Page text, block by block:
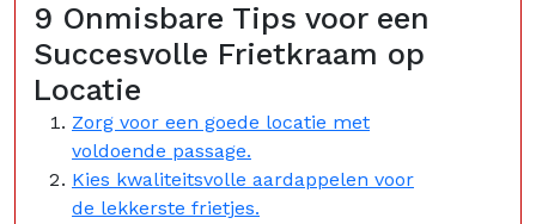
9 Onmisbare Tips voor een
Succesvolle Frietkraam op
Locatie
Zorg voor een goede locatie met
voldoende passage.
Kies kwaliteitsvolle aardappelen voor
de lekkerste frietjes.